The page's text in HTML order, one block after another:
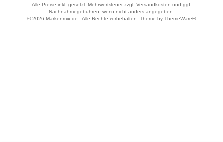
Alle Preise inkl. gesetzl. Mehrwertsteuer zzgl. Versandkosten und ggf.
Nachnahmegebühren, wenn nicht anders angegeben.
© 2026 Markenmix.de - Alle Rechte vorbehalten. Theme by ThemeWare®